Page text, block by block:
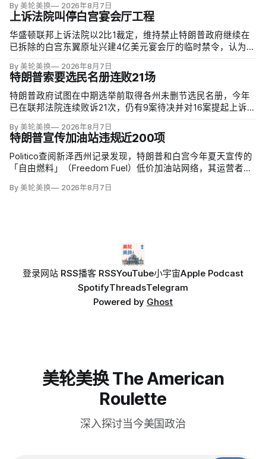
By 美轮美换 2026年8月7日
上诉法院叫停白宫宴会厅工程
华盛顿联邦上诉法院以2比1裁定，维持禁止特朗普政府继续在
已拆除的白宫东翼原址兴建4亿美元宴会厅的临时禁令，认为该
保护信托去年起诉称，政府未获国会许可便拆除东翼并开建约9
万平方英尺项目。
By 美轮美换 2026年8月7日
特朗普索要选民名册连败21场
特朗普政府试图在中期选举前取得各州未删节选民名册，今年
已在联邦法院连续败诉21次，仍有9案待决并对16案提起上诉。
料的州；不同党派总统任命的法官一致指出，宪法把联邦选举
的主要管理责任交给各州，现行联邦法律也未要求提交这些记
录。
By 美轮美换 2026年8月7日
特朗普宣传加油站违规近200项
Politico查阅新泽西州记录发现，特朗普和白宫今年夏天宣传的
「自由燃料」（Freedom Fuel）低价加油站网络，其运营者在
规。
By 美轮美换 2026年8月7日
登录网站 RSS播客 RSSYouTube小宇宙Apple Podcast
SpotifyThreadsTelegram
Powered by Ghost
美轮美换 The American
Roulette
深入探讨当今美国政治